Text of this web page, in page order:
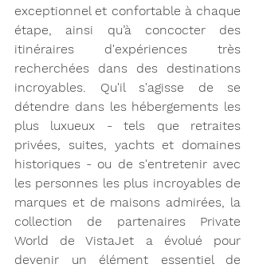
exceptionnel et confortable à chaque
étape, ainsi qu’à concocter des
itinéraires d'expériences très
recherchées dans des destinations
incroyables. Qu'il s'agisse de se
détendre dans les hébergements les
plus luxueux - tels que retraites
privées, suites, yachts et domaines
historiques - ou de s'entretenir avec
les personnes les plus incroyables de
marques et de maisons admirées, la
collection de partenaires Private
World de VistaJet a évolué pour
devenir un élément essentiel de